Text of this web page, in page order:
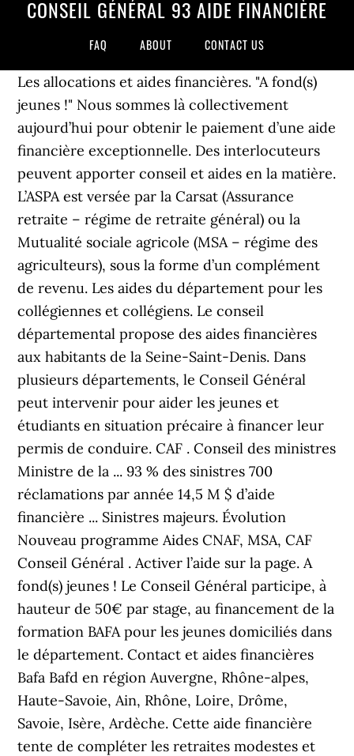
CONSEIL GÉNÉRAL 93 AIDE FINANCIÈRE
FAQ ABOUT CONTACT US
Les allocations et aides financières. "A fond(s)
jeunes !" Nous sommes là collectivement
aujourd’hui pour obtenir le paiement d’une aide
financière exceptionnelle. Des interlocuteurs
peuvent apporter conseil et aides en la matière.
L’ASPA est versée par la Carsat (Assurance
retraite – régime de retraite général) ou la
Mutualité sociale agricole (MSA – régime des
agriculteurs), sous la forme d’un complément
de revenu. Les aides du département pour les
collégiennes et collégiens. Le conseil
départemental propose des aides financières
aux habitants de la Seine-Saint-Denis. Dans
plusieurs départements, le Conseil Général
peut intervenir pour aider les jeunes et
étudiants en situation précaire à financer leur
permis de conduire. CAF . Conseil des ministres
Ministre de la ... 93 % des sinistres 700
réclamations par année 14,5 M $ d’aide
financière ... Sinistres majeurs. Évolution
Nouveau programme Aides CNAF, MSA, CAF
Conseil Général . Activer l’aide sur la page. A
fond(s) jeunes ! Le Conseil Général participe, à
hauteur de 50€ par stage, au financement de la
formation BAFA pour les jeunes domiciliés dans
le département. Contact et aides financières
Bafa Bafd en région Auvergne, Rhône-alpes,
Haute-Savoie, Ain, Rhône, Loire, Drôme,
Savoie, Isère, Ardèche. Cette aide financière
tente de compléter les retraites modestes et